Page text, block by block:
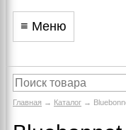
≡ Меню
Главная → Каталог →